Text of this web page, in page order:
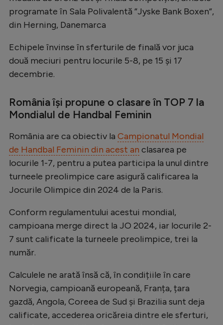
programate în Sala Polivalentă ”Jyske Bank Boxen”,
din Herning, Danemarca
Echipele învinse în sferturile de finală vor juca
două meciuri pentru locurile 5-8, pe 15 și 17
decembrie.
România își propune o clasare în TOP 7 la
Mondialul de Handbal Feminin
România are ca obiectiv la Campionatul Mondial
de Handbal Feminin din acest an clasarea pe
locurile 1-7, pentru a putea participa la unul dintre
turneele preolimpice care asigură calificarea la
Jocurile Olimpice din 2024 de la Paris.
Conform regulamentului acestui mondial,
campioana merge direct la JO 2024, iar locurile 2-
7 sunt calificate la turneele preolimpice, trei la
număr.
Calculele ne arată însă că, în condițiile în care
Norvegia, campioană europeană, Franța, țara
gazdă, Angola, Coreea de Sud și Brazilia sunt deja
calificate, accederea oricăreia dintre ele sferturi,